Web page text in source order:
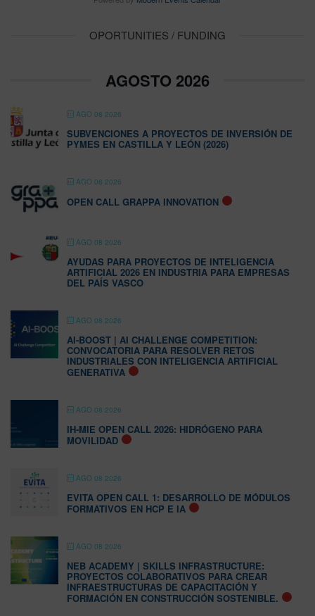
OPORTUNITIES / FUNDING
AGOSTO 2026
AGO 08 2026
SUBVENCIONES A PROYECTOS DE INVERSIÓN DE
PYMES EN CASTILLA Y LEÓN (2026)
AGO 08 2026
OPEN CALL GRAPPA INNOVATION
AGO 08 2026
AYUDAS PARA PROYECTOS DE INTELIGENCIA
ARTIFICIAL 2026 EN INDUSTRIA PARA EMPRESAS
DEL PAÍS VASCO
AGO 08 2026
AI-BOOST | AI CHALLENGE COMPETITION:
CONVOCATORIA PARA RESOLVER RETOS
INDUSTRIALES CON INTELIGENCIA ARTIFICIAL
GENERATIVA
AGO 08 2026
IH-MIE OPEN CALL 2026: HIDRÓGENO PARA
MOVILIDAD
AGO 08 2026
EVITA OPEN CALL 1: DESARROLLO DE MÓDULOS
FORMATIVOS EN HCP E IA
AGO 08 2026
NEB ACADEMY | SKILLS INFRASTRUCTURE:
PROYECTOS COLABORATIVOS PARA CREAR
INFRAESTRUCTURAS DE CAPACITACIÓN Y
FORMACIÓN EN CONSTRUCCIÓN SOSTENIBLE.